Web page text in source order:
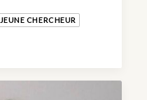
JEUNE CHERCHEUR